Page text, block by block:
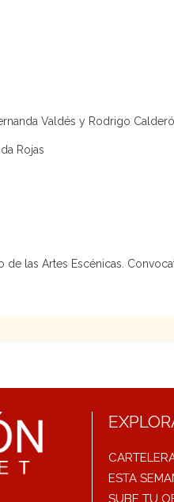
Valdés y Rodrigo
Rojas
las Artes Escénicas.
ESTA
SUBE TU